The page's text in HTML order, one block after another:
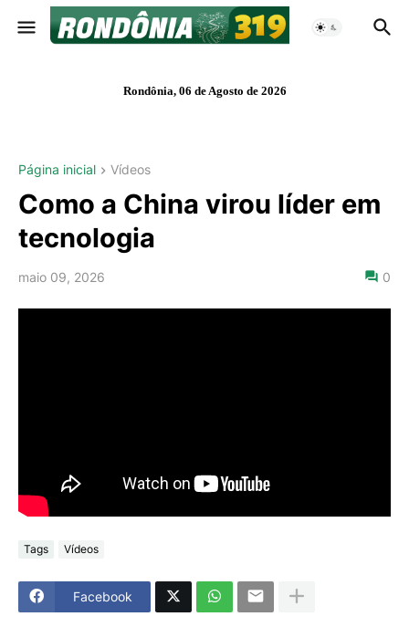
Rondônia, 06 de Agosto de 2026
Página inicial Vídeos
Como a China virou líder em
tecnologia
maio 09, 2026 0
Tags Vídeos
Facebook